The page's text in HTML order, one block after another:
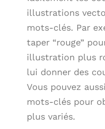
illustrations
mots-clés. Par
taper “rouge”
illustration plus
lui donner des
Vous pouvez
mots-clés pour
plus variés.